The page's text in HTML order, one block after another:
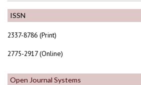
ISSN
2337-8786 (Print)
2775-2917 (Online)
Open Journal Systems